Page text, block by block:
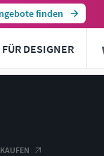
finden
FÜR DESIGNER